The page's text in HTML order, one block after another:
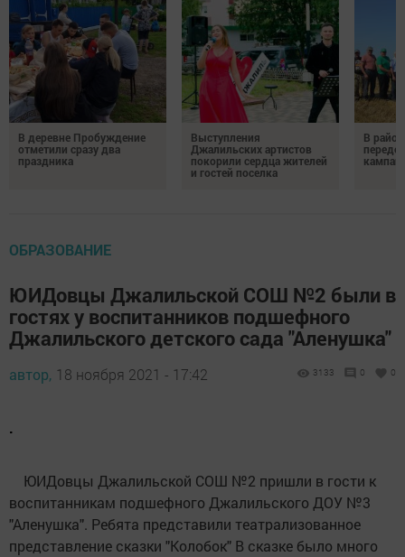
В деревне Пробуждение
отметили сразу два
праздника
Выступления
Джалильских артистов
покорили сердца жителей
и гостей поселка
В
ОБРАЗОВАНИЕ
ЮИДовцы Джалильской СОШ №2 были в
гостях у воспитанников подшефного
Джалильского детского сада "Аленушка"
автор, 18 ноября 2021 - 17:42 3133 0 0
.
ЮИДовцы Джалильской СОШ №2 пришли в гости к
воспитанникам подшефного Джалильского ДОУ №3
"Аленушка". Ребята представили театрализованное
представление сказки "Колобок" В сказке было много